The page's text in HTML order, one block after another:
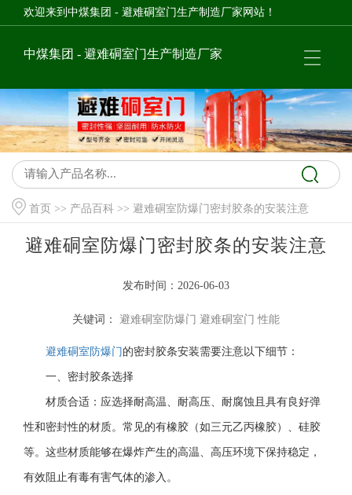
欢迎来到中煤集团 - 避难硐室门生产制造厂家网站！
中煤集团 - 避难硐室门生产制造厂家
首页 >> 产品百科 >> 避难硐室防爆门密封胶条的安装注意
避难硐室防爆门密封胶条的安装注意
发布时间：2026-06-03
关键词： 避难硐室防爆门 避难硐室门 性能
避难硐室防爆门 的密封胶条安装需要注意以下细节：
一、密封胶条选择
材质合适：应选择耐高温、耐高压、耐腐蚀且具有良好弹
性和密封性的材质。常见的有橡胶（如三元乙丙橡胶）、硅胶
等。这些材质能够在爆炸产生的高温、高压环境下保持稳定，
有效阻止有毒有害气体的渗入。